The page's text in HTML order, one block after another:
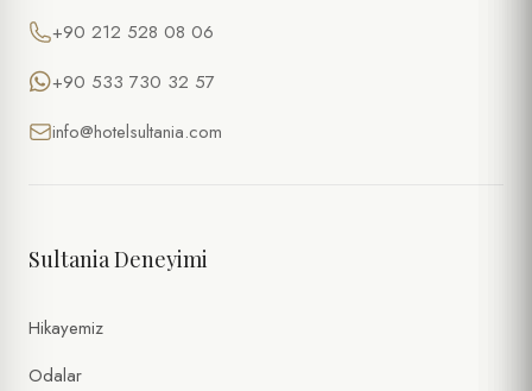
+90 212 528 08 06
+90 533 730 32 57
info@hotelsultania.com
Sultania Deneyimi
Hikayemiz
Odalar